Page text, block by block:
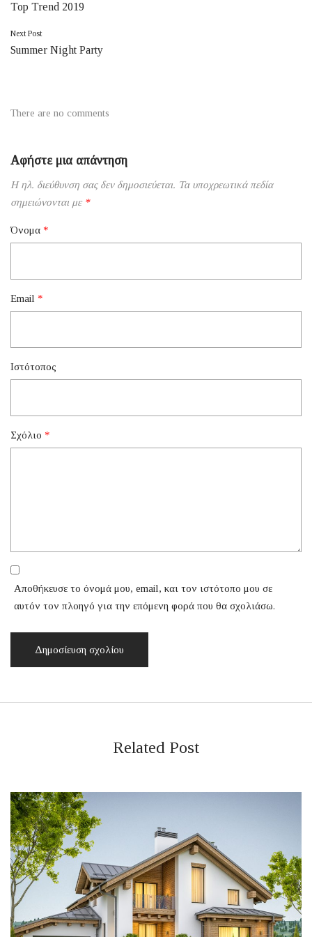
άρθρων
Top Trend 2019
Next Post
Summer Night Party
There are no comments
Αφήστε μια απάντηση
Η ηλ. διεύθυνση σας δεν δημοσιεύεται. Τα υποχρεωτικά πεδία
σημειώνονται με *
Όνομα *
Email *
Ιστότοπος
Σχόλιο *
Αποθήκευσε το όνομά μου, email, και τον ιστότοπο μου σε
αυτόν τον πλοηγό για την επόμενη φορά που θα σχολιάσω.
Related Post